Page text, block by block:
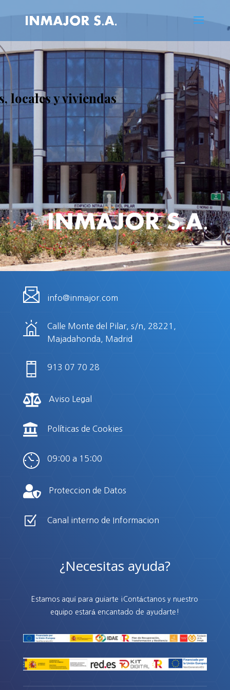
locales y viviendas
info@inmajor.com
Calle Monte del Pilar, s/n, 28221,
Majadahonda, Madrid
913 07 70 28
 Aviso Legal
 Políticas de Cookies
09:00 a 15:00
 Proteccion de Datos
Z Canal interno de Informacion
¿Necesitas ayuda?
Estamos aquí para guiarte ¡Contáctanos y nuestro
equipo estará encantado de ayudarte!